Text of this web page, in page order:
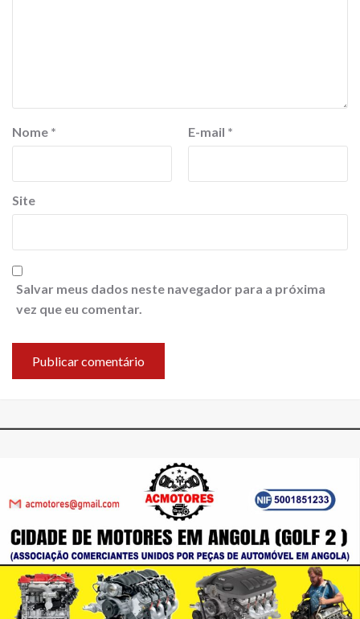
Nome * E-mail *
Site
Salvar meus dados neste navegador para a próxima
vez que eu comentar.